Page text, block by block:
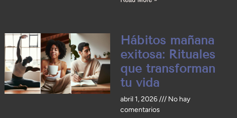
Hábitos mañana
exitosa: Rituales
que transforman
tu vida
abril 1, 2026
No hay
comentarios